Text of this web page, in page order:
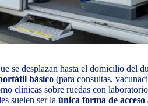
se desplazan hasta el domicilio del
básico (para consultas,
clínicas sobre ruedas con
suelen ser la única forma de acceso